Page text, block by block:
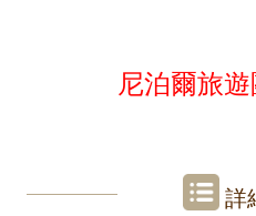
尼泊爾旅
詳